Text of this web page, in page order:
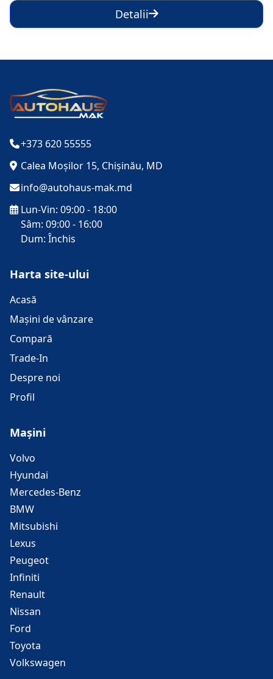
Detalii
+373 620 55555
Calea Moșilor 15, Chișinău, MD
info@autohaus-mak.md
Lun-Vin: 09:00 - 18:00
Sâm: 09:00 - 16:00
Dum: Închis
Harta site-ului
Acasă
Mașini de vânzare
Compară
Trade-In
Despre noi
Profil
Mașini
Volvo
Hyundai
Mercedes-Benz
BMW
Mitsubishi
Lexus
Peugeot
Infiniti
Renault
Nissan
Ford
Toyota
Volkswagen